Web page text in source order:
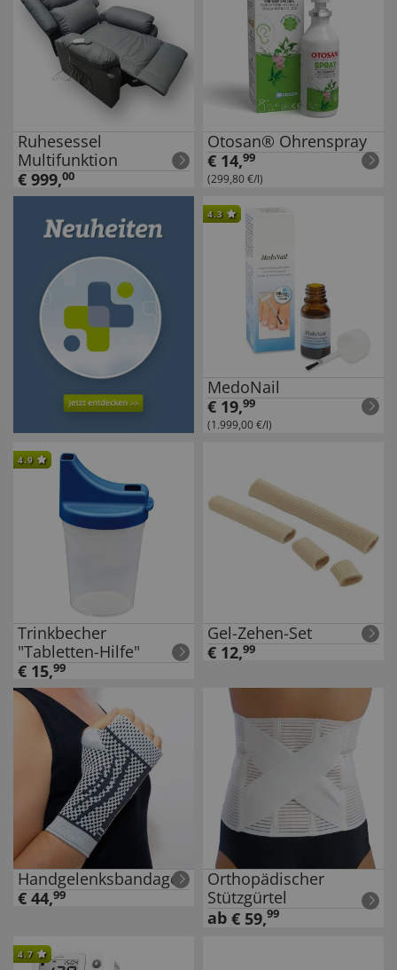
Ruhesessel
Multifunktion
€ 999,00
Otosan® Ohrenspray
€ 14,99
(299,80 €/l)
4.3
MedoNail
€ 19,99
(1.999,00 €/l)
4.9
Trinkbecher
"Tabletten-Hilfe"
€ 15,99
Gel-Zehen-Set
€ 12,99
Handgelenksbandage
€ 44,99
Orthopädischer
Stützgürtel
ab € 59,99
4.7